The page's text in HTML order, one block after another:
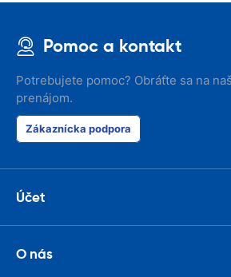
Pomoc a kontakt
Potrebujete pomoc? Obráťte sa na
prenájom.
Zákaznícka podpora
Účet
O nás